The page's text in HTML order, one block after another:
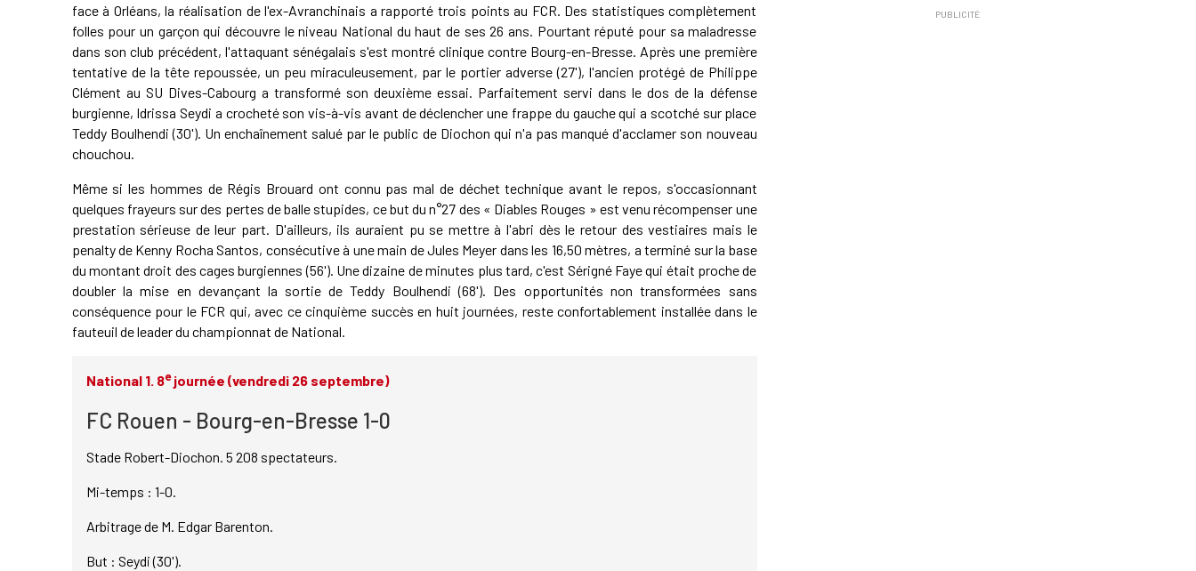
face à Orléans, la réalisation de l'ex-Avranchinais a rapporté trois points au FCR. Des statistiques complètement
folles pour un garçon qui découvre le niveau National du haut de ses 26 ans. Pourtant réputé pour sa maladresse
dans son club précédent, l'attaquant sénégalais s'est montré clinique contre Bourg-en-Bresse. Après une première
tentative de la tête repoussée, un peu miraculeusement, par le portier adverse (27'), l'ancien protégé de Philippe
Clément au SU Dives-Cabourg a transformé son deuxième essai. Parfaitement servi dans le dos de la défense
burgienne, Idrissa Seydi a crocheté son vis-à-vis avant de déclencher une frappe du gauche qui a scotché sur place
Teddy Boulhendi (30'). Un enchaînement salué par le public de Diochon qui n'a pas manqué d'acclamer son nouveau
chouchou.
Même si les hommes de Régis Brouard ont connu pas mal de déchet technique avant le repos, s'occasionnant
quelques frayeurs sur des pertes de balle stupides, ce but du n°27 des « Diables Rouges » est venu récompenser une
prestation sérieuse de leur part. D'ailleurs, ils auraient pu se mettre à l'abri dès le retour des vestiaires mais le
penalty de Kenny Rocha Santos, consécutive à une main de Jules Meyer dans les 16,50 mètres, a terminé sur la base
du montant droit des cages burgiennes (56'). Une dizaine de minutes plus tard, c'est Sérigné Faye qui était proche de
doubler la mise en devançant la sortie de Teddy Boulhendi (68'). Des opportunités non transformées sans
conséquence pour le FCR qui, avec ce cinquième succès en huit journées, reste confortablement installée dans le
fauteuil de leader du championnat de National.
National 1. 8ejournée (vendredi 26 septembre)
FC Rouen - Bourg-en-Bresse 1-0
Stade Robert-Diochon. 5 208 spectateurs.
Mi-temps : 1-0.
Arbitrage de M. Edgar Barenton.
But : Seydi (30').
PUBLICITÉ